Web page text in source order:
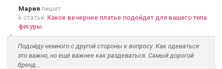
Мария пишет
к статье: Какое вечернее платье подойдет для вашего типа
фигуры
Подойду немного с другой стороны к вопросу. Как одеваться
это важно, но ещё важнее как раздеваться. Самый дорогой
бренд...